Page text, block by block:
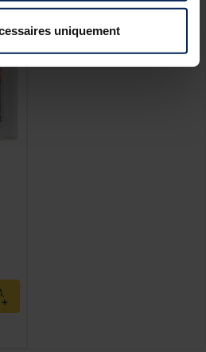
uniquement
Rating
au panier